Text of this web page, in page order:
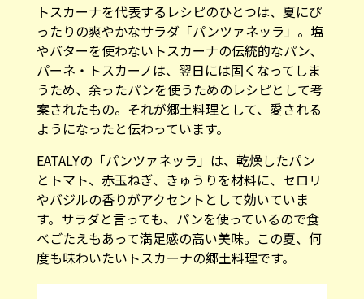
トスカーナを代表するレシピのひとつは、夏にぴ
ったりの爽やかなサラダ「パンツァネッラ」。塩
やバターを使わないトスカーナの伝統的なパン、
パーネ・トスカーノは、翌日には固くなってしま
うため、余ったパンを使うためのレシピとして考
案されたもの。それが郷土料理として、愛される
ようになったと伝わっています。
EATALYの「パンツァネッラ」は、乾燥したパン
とトマト、赤玉ねぎ、きゅうりを材料に、セロリ
やバジルの香りがアクセントとして効いていま
す。サラダと言っても、パンを使っているので食
べごたえもあって満足感の高い美味。この夏、何
度も味わいたいトスカーナの郷土料理です。